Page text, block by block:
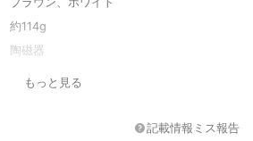
約114g
陶磁器
もっと見る
記載情報ミス報告